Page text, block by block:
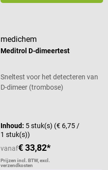
medichem
Meditrol D-dimeertest
Sneltest voor het detecteren van
D-dimeer (trombose)
Inhoud: 5 stuk(s) (€ 6,75 /
1 stuk(s))
vanaf€ 33,82*
Prijzen incl. BTW, excl.
verzendkosten